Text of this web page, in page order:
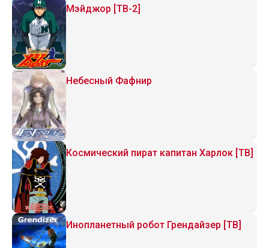
Мэйджор [ТВ-2]
Небесный Фафнир
Космический пират капитан Харлок [ТВ]
Инопланетный робот Грендайзер [ТВ]